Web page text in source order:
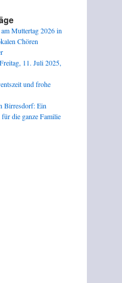
Muttertag 2026 in
Chören
11. Juli 2025,
und frohe
Birresdorf: Ein
für die ganze Familie